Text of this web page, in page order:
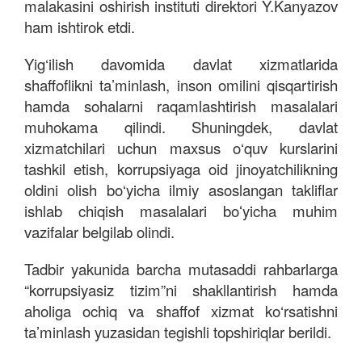
malakasini oshirish instituti direktori Y.Kanyazov
ham ishtirok etdi.
Yig‘ilish davomida davlat xizmatlarida
shaffoflikni ta’minlash, inson omilini qisqartirish
hamda sohalarni raqamlashtirish masalalari
muhokama qilindi. Shuningdek, davlat
xizmatchilari uchun maxsus o‘quv kurslarini
tashkil etish, korrupsiyaga oid jinoyatchilikning
oldini olish bo‘yicha ilmiy asoslangan takliflar
ishlab chiqish masalalari boʻyicha muhim
vazifalar belgilab olindi.
Tadbir yakunida barcha mutasaddi rahbarlarga
“korrupsiyasiz tizim”ni shakllantirish hamda
aholiga ochiq va shaffof xizmat ko‘rsatishni
ta’minlash yuzasidan tegishli topshiriqlar berildi.